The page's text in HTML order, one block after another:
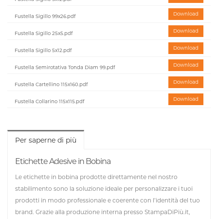
Fustella Sigillo 99x26.pdf Download
Fustella Sigillo 25x5.pdf Download
Fustella Sigillo 5x12.pdf Download
Fustella Semirotativa Tonda Diam 99.pdf Download
Fustella Cartellino 115x160.pdf Download
Fustella Collarino 115x115.pdf Download
Per saperne di più
Etichette Adesive in Bobina
Le etichette in bobina prodotte direttamente nel nostro
stabilimento sono la soluzione ideale per personalizzare i tuoi
prodotti in modo professionale e coerente con l’identità del tuo
brand. Grazie alla produzione interna presso StampaDiPiù.it,